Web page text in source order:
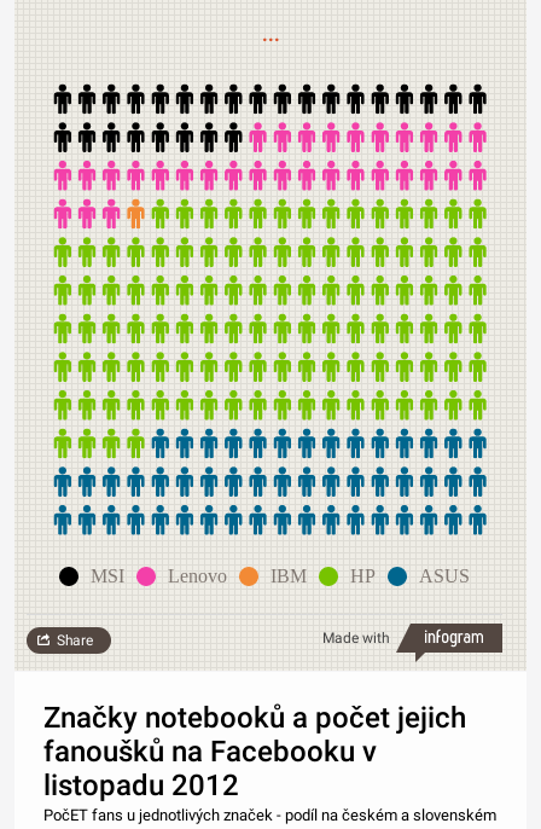
...
MSI Lenovo IBM HP ASUS
Made with
Share
Značky notebooků a počet jejich
fanoušků na Facebooku v
listopadu 2012
PočET fans u jednotlivých značek - podíl na českém a slovenském